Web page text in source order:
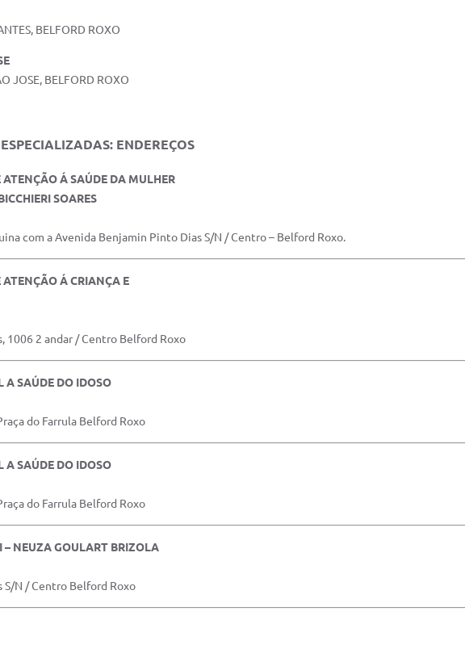
BELFORD ROXO
JOSE, BELFORD ROXO
ENDEREÇOS
Á SAÚDE DA MULHER
SOARES
com a Avenida Benjamin Pinto Dias S/N / Centro – Belford Roxo.
ATENÇÃO Á CRIANÇA E
1006 2 andar / Centro Belford Roxo
A SAÚDE DO IDOSO
do Farrula Belford Roxo
A SAÚDE DO IDOSO
do Farrula Belford Roxo
– NEUZA GOULART BRIZOLA
S/N / Centro Belford Roxo